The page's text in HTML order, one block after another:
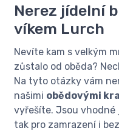
Nerez jídelní
víkem Lurch
Nevíte kam s velkým
zůstalo od oběda?
Na tyto otázky vám
našimi obědovými
vyřešíte. Jsou vhodné
tak pro zamrazení i